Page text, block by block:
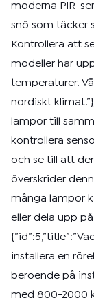
moderna PIR-
snö som täcker
Kontrollera att
modeller har
temperaturer.
nordiskt
lampor till
kontrollera
och se till att
överskrider
många lampor
eller dela upp
installera en
beroende på
med 800-2000